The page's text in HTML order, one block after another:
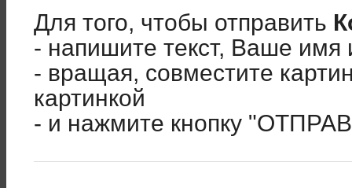
Для того, чтобы отправить
- напишите текст, Ваше имя
- вращая, совместите
картинкой
- и нажмите кнопку